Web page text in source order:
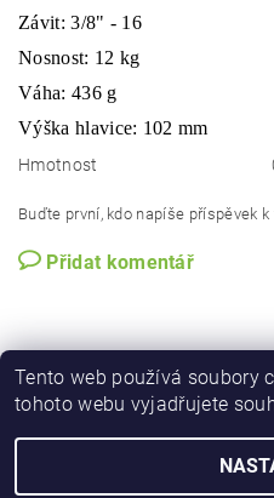
Závit: 3/8" - 16
Nosnost: 12 kg
Váha: 436 g
Výška hlavice: 102 mm
Hmotnost
Buďte první, kdo napíše příspěvek
Přidat komentář
Tento web používá soubory
tohoto webu vyjadřujete